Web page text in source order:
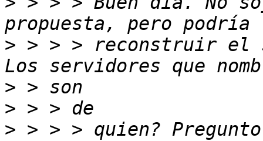
> > > > reconstruir el
>
>
> > > > quien?